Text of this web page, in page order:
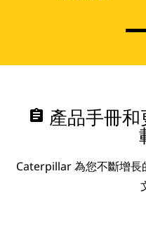
assignment 產品手冊
Caterpillar 為您不斷增長